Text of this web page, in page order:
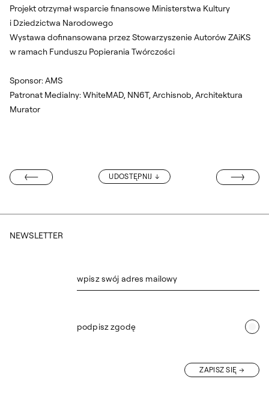
Projekt otrzymał wsparcie finansowe Ministerstwa Kultury
i Dziedzictwa Narodowego
Wystawa dofinansowana przez Stowarzyszenie Autorów ZAiKS
w ramach Funduszu Popierania Twórczości
Sponsor: AMS
Patronat Medialny: WhiteMAD, NN6T, Archisnob, Architektura
Murator
UDOSTĘPNIJ
UZNANIE
NEWSLETTER
wpisz swój adres mailowy
podpisz zgodę
ZAPISZ SIĘ